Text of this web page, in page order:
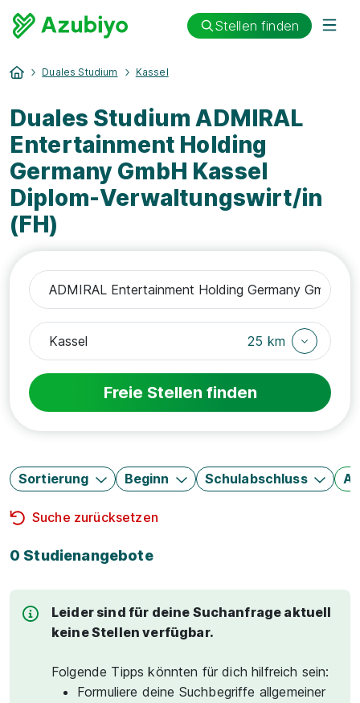
Stellen finden
Duales Studium Kassel
Duales Studium ADMIRAL
Entertainment Holding
Germany GmbH Kassel
Diplom-Verwaltungswirt/in
(FH)
25 km
Freie Stellen finden
Sortierung Beginn Schulabschluss
Suche zurücksetzen
0 Studienangebote
Leider sind für deine Suchanfrage aktuell
keine Stellen verfügbar.
Folgende Tipps könnten für dich hilfreich sein:
Formuliere deine Suchbegriffe allgemeiner